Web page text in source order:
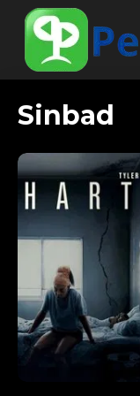
Sinbad